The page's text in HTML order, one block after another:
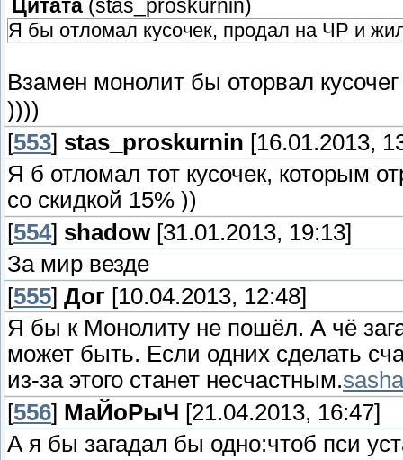
Цитата (stas_proskurnin)
Я бы отломал кусочек, продал на ЧР и
Взамен монолит бы оторвал
))))
[553] stas_proskurnin [16.01.2013,
Я б отломал тот кусочек, которым
со скидкой 15% ))
[554] shadow[31.01.2013, 19:13]
За мир везде
[555] Дог [10.04.2013, 12:48]
Я бы к Монолиту не пошёл. А чё
может быть. Если одних сделать
из-за этого станет несчастным.
[556] МаЙоРыЧ [21.04.2013, 16:47]
А я бы загадал бы одно:чтоб пси